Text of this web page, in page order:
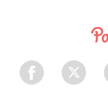
Facebook Twitter